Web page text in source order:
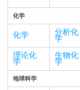
化学
化学 分析化
学
理论化
学
生物化
学
地球科学